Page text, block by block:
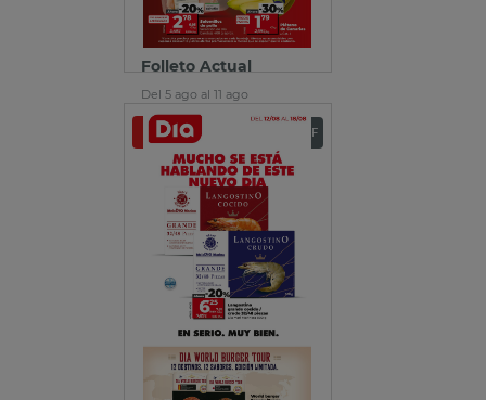
Folleto Actual
Del 5 ago al 11 ago
Ver folleto Descargar PDF